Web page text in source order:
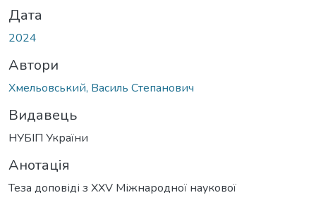
Дата
2024
Автори
Хмельовський, Василь Степанович
Видавець
НУБІП України
Анотація
Теза доповіді з XXV Міжнародної наукової